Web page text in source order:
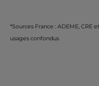
*Sources France : ADEME, CRE
usages confondus